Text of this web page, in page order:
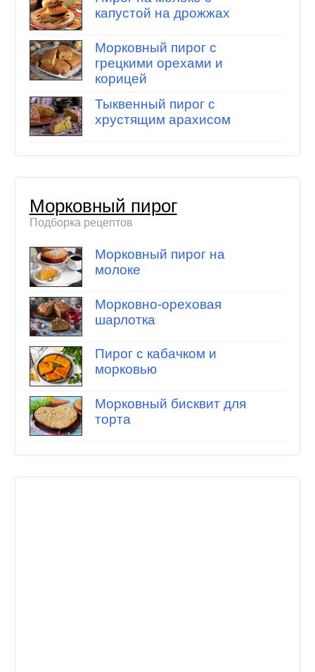
капустой на дрожжах
Морковный пирог с
грецкими орехами и
корицей
Тыквенный пирог с
хрустящим арахисом
Морковный пирог
Подборка рецептов
Морковный пирог на
молоке
Морковно-ореховая
шарлотка
Пирог с кабачком и
морковью
Морковный бисквит для
торта